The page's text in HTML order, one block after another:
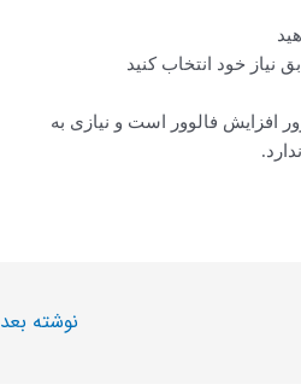
افزایش فالوور است و نیازی به
نوشته بعد